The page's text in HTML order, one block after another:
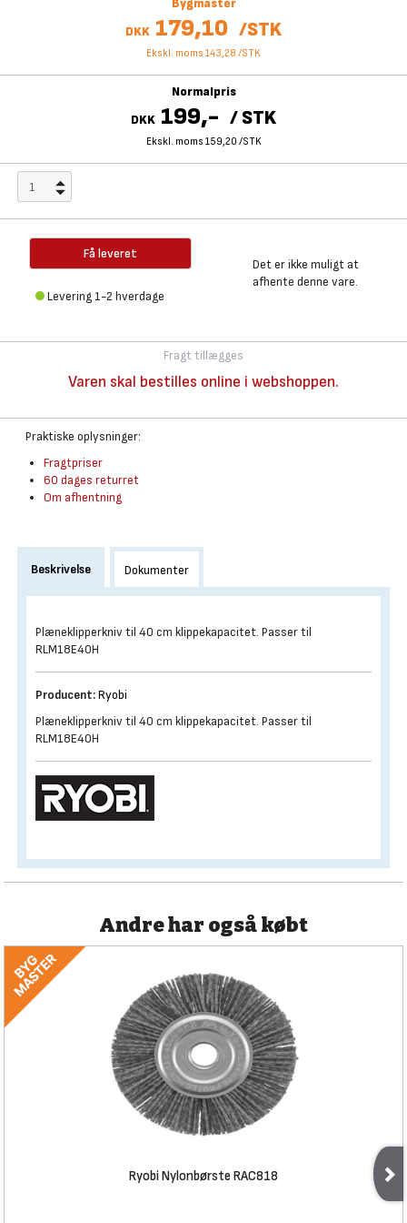
Bygmaster
DKK 179,10 /STK
Ekskl. moms 143,28 /STK
Normalpris
DKK 199,- /STK
Ekskl. moms 159,20 /STK
Få leveret
Levering 1-2 hverdage
Det er ikke muligt at
afhente denne vare.
Fragt tillægges
Varen skal bestilles online i webshoppen.
Praktiske oplysninger:
Fragtpriser
60 dages returret
Om afhentning
Beskrivelse Dokumenter
Plæneklipperkniv til 40 cm klippekapacitet. Passer til
RLM18E40H
Producent:Ryobi
Plæneklipperkniv til 40 cm klippekapacitet. Passer til
RLM18E40H
Andre har også købt
Ryobi Nylonbørste RAC818